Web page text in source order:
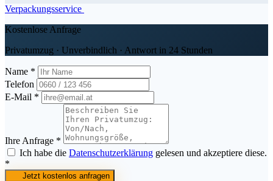
Verpackungsservice
Kostenlose Anfrage
Privatumzug · Unverbindlich · Antwort in 24 Stunden
Name *
Telefon
E-Mail *
Ihre Anfrage *
Ich habe die Datenschutzerklärung gelesen und akzeptiere diese.
*
Jetzt kostenlos anfragen